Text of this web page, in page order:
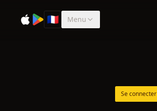
🇫🇷Sélectionner la langue
Menu
Se connecter